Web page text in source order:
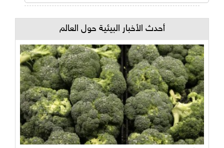
أحدث الأخبار البيئية حول العالم